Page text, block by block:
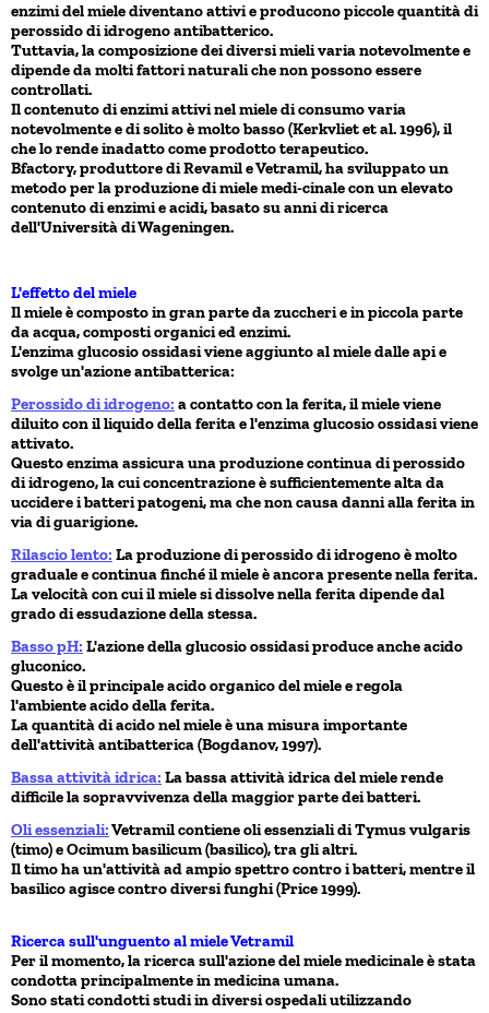
enzimi del miele diventano attivi e producono piccole quantità di
perossido di idrogeno antibatterico.
Tuttavia, la composizione dei diversi mieli varia notevolmente e
dipende da molti fattori naturali che non possono essere
controllati.
Il contenuto di enzimi attivi nel miele di consumo varia
notevolmente e di solito è molto basso (Kerkvliet et al. 1996), il
che lo rende inadatto come prodotto terapeutico.
Bfactory, produttore di Revamil e Vetramil, ha sviluppato un
metodo per la produzione di miele medi-cinale con un elevato
contenuto di enzimi e acidi, basato su anni di ricerca
dell'Università di Wageningen.
L'effetto del miele
Il miele è composto in gran parte da zuccheri e in piccola parte
da acqua, composti organici ed enzimi.
L'enzima glucosio ossidasi viene aggiunto al miele dalle api e
svolge un'azione antibatterica:
Perossido di idrogeno: a contatto con la ferita, il miele viene
diluito con il liquido della ferita e l'enzima glucosio ossidasi viene
attivato.
Questo enzima assicura una produzione continua di perossido
di idrogeno, la cui concentrazione è sufficientemente alta da
uccidere i batteri patogeni, ma che non causa danni alla ferita in
via di guarigione.
Rilascio lento: La produzione di perossido di idrogeno è molto
graduale e continua finché il miele è ancora presente nella ferita.
La velocità con cui il miele si dissolve nella ferita dipende dal
grado di essudazione della stessa.
Basso pH: L'azione della glucosio ossidasi produce anche acido
gluconico.
Questo è il principale acido organico del miele e regola
l'ambiente acido della ferita.
La quantità di acido nel miele è una misura importante
dell'attività antibatterica (Bogdanov, 1997).
Bassa attività idrica: La bassa attività idrica del miele rende
difficile la sopravvivenza della maggior parte dei batteri.
Oli essenziali:Vetramil contiene oli essenziali di Tymus vulgaris
(timo) e Ocimum basilicum (basilico), tra gli altri.
Il timo ha un'attività ad ampio spettro contro i batteri, mentre il
basilico agisce contro diversi funghi (Price 1999).
Ricerca sull'unguento al miele Vetramil
Per il momento, la ricerca sull'azione del miele medicinale è stata
condotta principalmente in medicina umana.
Sono stati condotti studi in diversi ospedali utilizzando